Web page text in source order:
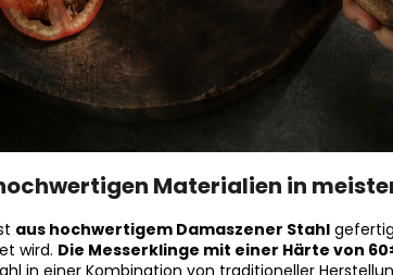
Materialien in
aus hochwertigem Damaszener Stahl
wird. Die Messerklinge mit einer Härte von